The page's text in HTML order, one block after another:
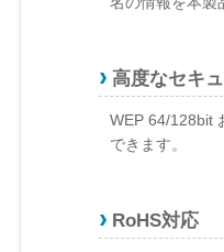
高度なセキ
WEP 64/128bit
できます。
RoHS対応